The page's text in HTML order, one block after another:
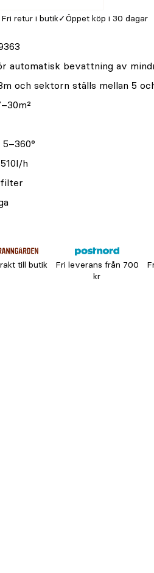
Fri retur i butik Öppet köp i 30 dagar
automatisk bevattning av
och sektorn ställs mellan 5
h
till butik
Fri leverans från 700
kr